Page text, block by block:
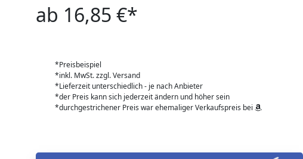
ab 16,85 €*
*Preisbeispiel
*inkl. MwSt. zzgl. Versand
*Lieferzeit unterschiedlich - je nach Anbieter
*der Preis kann sich jederzeit ändern und höher sein
*durchgestrichener Preis war ehemaliger Verkaufspreis bei